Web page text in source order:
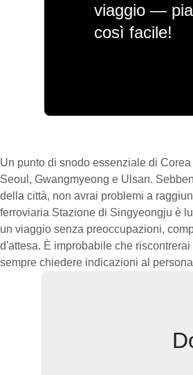
viaggio —
così facile!
Un punto di snodo essenziale di
Seoul, Gwangmyeong e Ulsan.
della città, non avrai problemi a
ferroviaria Stazione di Singyeongju è
un viaggio senza preoccupazioni,
d'attesa. È improbabile che
sempre chiedere indicazioni al